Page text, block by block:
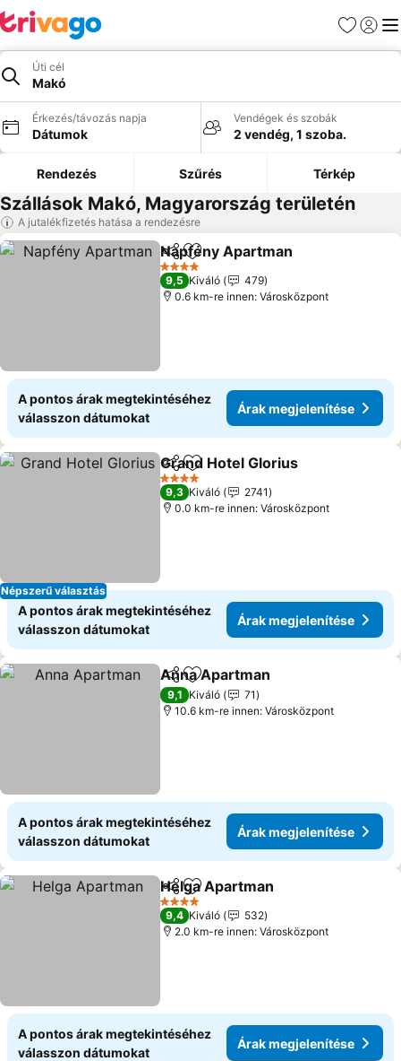
Kedvencek
Úti cél
Makó
Érkezés/távozás napja
Dátumok
Vendégek és szobák
2 vendég, 1 szoba.
Rendezés Szűrés Térkép
Szállások Makó, Magyarország területén
A jutalékfizetés hatása a rendezésre
Megosztás
Hozzáadás a kedvencekhez
Napfény Apartman
4 Kategória
9,5 Kiváló
479
0.6 km-re innen: Városközpont
A pontos árak megtekintéséhez
válasszon dátumokat
Árak megjelenítése
Népszerű választás
Megosztás
Hozzáadás a kedvencekhez
Grand Hotel Glorius
4 Kategória
9,3 Kiváló
2741
0.0 km-re innen: Városközpont
A pontos árak megtekintéséhez
válasszon dátumokat
Árak megjelenítése
Megosztás
Hozzáadás a kedvencekhez
Anna Apartman
9,1 Kiváló
71
10.6 km-re innen: Városközpont
A pontos árak megtekintéséhez
válasszon dátumokat
Árak megjelenítése
Megosztás
Hozzáadás a kedvencekhez
Helga Apartman
4 Kategória
9,4 Kiváló
532
2.0 km-re innen: Városközpont
A pontos árak megtekintéséhez
válasszon dátumokat
Árak megjelenítése